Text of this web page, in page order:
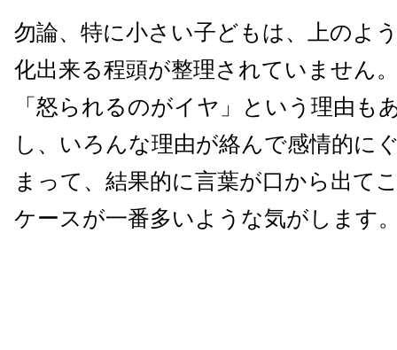
勿論、特に小さい子どもは、上のよ
化出来る程頭が整理されていません
「怒られるのがイヤ」という理由も
し、いろんな理由が絡んで感情的に
まって、結果的に言葉が口から出て
ケースが一番多いような気がします